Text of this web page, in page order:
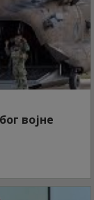
војне